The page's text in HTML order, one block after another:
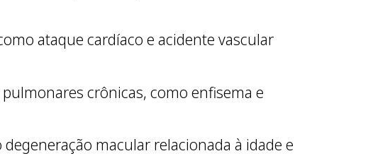
ataque cardíaco e acidente vascular
crônicas, como enfisema e
macular relacionada à idade e